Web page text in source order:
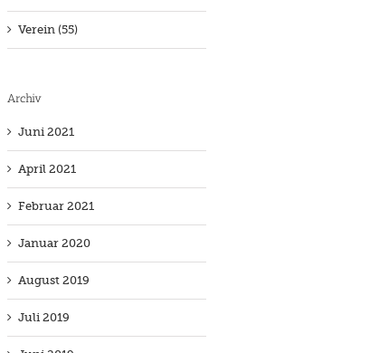
Verein (55)
Archiv
Juni 2021
April 2021
Februar 2021
Januar 2020
August 2019
Juli 2019